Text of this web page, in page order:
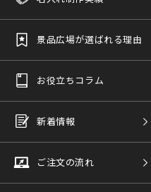
景品広場が選ばれる理由
お役立ちコラム
新着情報
ご注文の流れ